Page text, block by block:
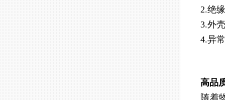
2.绝
3.外
4.异
高品
随着